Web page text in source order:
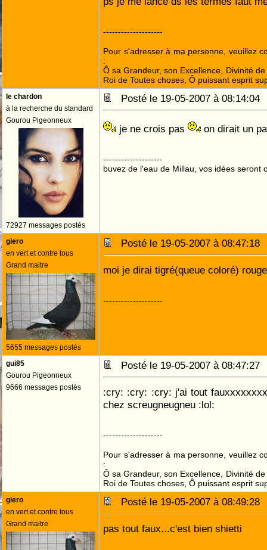
--------------------
Pour s'adresser à ma personne, veuillez
:
Ô sa Grandeur, son Excellence, Divinité
Roi de Toutes choses, Ô puissant esprit
le chardon
à la recherche du standard
Gourou Pigeonneux
72927 messages postés
Posté le 19-05-2007 à
je ne crois pas on dirait un
--------------------
buvez de l'eau de Millau, vos idées seront
giero
en vert et contre tous
Grand maitre
5655 messages postés
Posté le 19-05-2007 à
moi je dirai tigré(queue coloré)
--------------------
gui85
Gourou Pigeonneux
9666 messages postés
Posté le 19-05-2007 à
:cry: :cry: :cry: j'ai tout
chez screugneugneu :lol:
--------------------
Pour s'adresser à ma personne, veuillez
:
Ô sa Grandeur, son Excellence, Divinité
Roi de Toutes choses, Ô puissant esprit
giero
en vert et contre tous
Grand maitre
Posté le 19-05-2007 à
pas tout faux...c'est bien shietti